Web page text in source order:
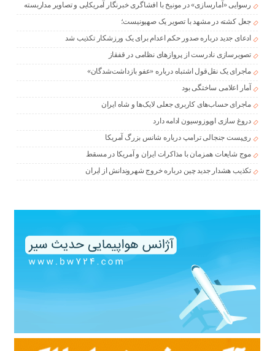
رسوایی «آمارسازی» در مونیخ با افشاگری خبرنگار آمریکایی و تصاویر مداربسته
جعل کشته در مشهد با تصویر یک صهیونیست؛
ادعای جدید درباره صدور حکم اعدام برای یک ورزشکار تکذیب شد
تصویرسازی نادرست از پروازهای نظامی در قفقاز
ماجرای یک نقل‌قول اشتباه درباره «عفو بازداشت‌شدگان»
آمار اعلامی ساختگی بود
ماجرای حساب‌های کاربری جعلی لایک‌ها و شاه ایران
دروغ سازی اوپوزوسیون ادامه دارد
ری‌پست جنجالی ترامپ درباره شانس بزرگ آمریکا
موج شایعات همزمان با مذاکرات ایران و آمریکا در مسقط
تکذیب هشدار جدید چین درباره خروج شهروندانش از ایران